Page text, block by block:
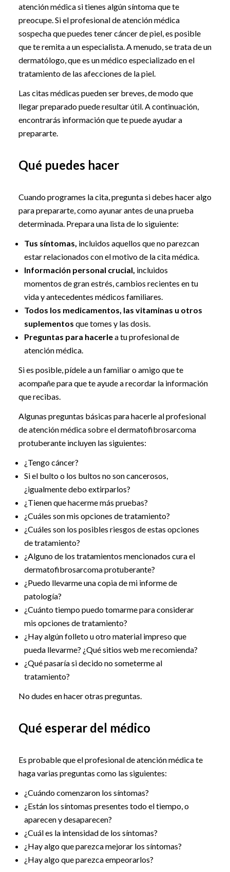
atención médica si tienes algún síntoma que te
preocupe. Si el profesional de atención médica
sospecha que puedes tener cáncer de piel, es posible
que te remita a un especialista. A menudo, se trata de un
dermatólogo, que es un médico especializado en el
tratamiento de las afecciones de la piel.
Las citas médicas pueden ser breves, de modo que
llegar preparado puede resultar útil. A continuación,
encontrarás información que te puede ayudar a
prepararte.
Qué puedes hacer
Cuando programes la cita, pregunta si debes hacer algo
para prepararte, como ayunar antes de una prueba
determinada. Prepara una lista de lo siguiente:
Tus síntomas, incluidos aquellos que no parezcan
estar relacionados con el motivo de la cita médica.
Información personal crucial, incluidos
momentos de gran estrés, cambios recientes en tu
vida y antecedentes médicos familiares.
Todos los medicamentos, las vitaminas u otros
suplementos que tomes y las dosis.
Preguntas para hacerlea tu profesional de
atención médica.
Si es posible, pídele a un familiar o amigo que te
acompañe para que te ayude a recordar la información
que recibas.
Algunas preguntas básicas para hacerle al profesional
de atención médica sobre el dermatofibrosarcoma
protuberante incluyen las siguientes:
¿Tengo cáncer?
Si el bulto o los bultos no son cancerosos,
¿igualmente debo extirparlos?
¿Tienen que hacerme más pruebas?
¿Cuáles son mis opciones de tratamiento?
¿Cuáles son los posibles riesgos de estas opciones
de tratamiento?
¿Alguno de los tratamientos mencionados cura el
dermatofibrosarcoma protuberante?
¿Puedo llevarme una copia de mi informe de
patología?
¿Cuánto tiempo puedo tomarme para considerar
mis opciones de tratamiento?
¿Hay algún folleto u otro material impreso que
pueda llevarme? ¿Qué sitios web me recomienda?
¿Qué pasaría si decido no someterme al
tratamiento?
No dudes en hacer otras preguntas.
Qué esperar del médico
Es probable que el profesional de atención médica te
haga varias preguntas como las siguientes:
¿Cuándo comenzaron los síntomas?
¿Están los síntomas presentes todo el tiempo, o
aparecen y desaparecen?
¿Cuál es la intensidad de los síntomas?
¿Hay algo que parezca mejorar los síntomas?
¿Hay algo que parezca empeorarlos?